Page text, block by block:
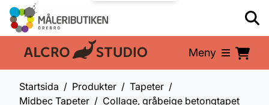
En del av: Meny
Startsida Produkter
Tapeter
Midbec Tapeter
Collage, gråbeige betongtapet